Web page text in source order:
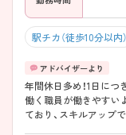
駅チカ（徒歩10分以内）
年間休日多め！1日に
働く職員が働きやすい
ており、スキルアップ